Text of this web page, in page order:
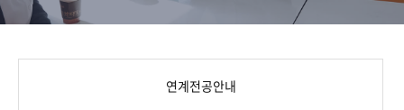
연계전공안내